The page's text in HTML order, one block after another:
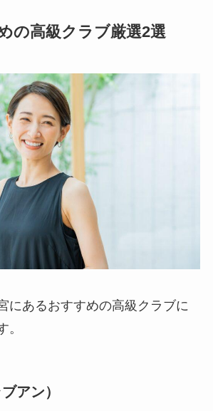
の高級クラブ厳選2選
にあるおすすめの高級クラブに
。
アン）